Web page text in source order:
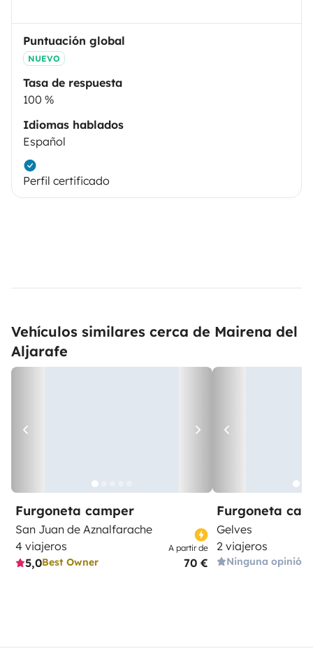
Puntuación global
NUEVO
Tasa de respuesta
100 %
Idiomas hablados
Español
Perfil certificado
Vehículos similares cerca de Mairena del
Aljarafe
Furgoneta camper
San Juan de Aznalfarache
4 viajeros
5,0Best Owner
A partir de
70 €
Furgoneta
Gelves
2 viajeros
Ninguna opinión